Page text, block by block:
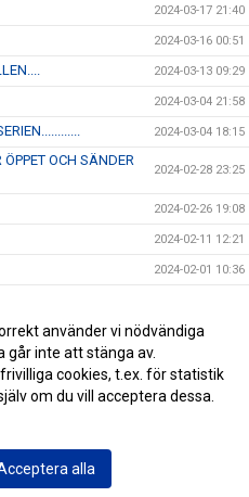
2024-03-17 21:40
2024-03-16 00:51
2024-03-13 09:29
2024-03-04 21:58
2024-03-04 18:15
OCH SÄNDER
2024-02-28 23:25
2024-02-26 19:08
2024-02-11 12:21
2024-02-01 10:36
2024-01-22 12:45
2024-01-16 16:23
använder vi nödvändiga
går inte att stänga av.
cookies, t.ex. för statistik
om du vill acceptera dessa.
alla